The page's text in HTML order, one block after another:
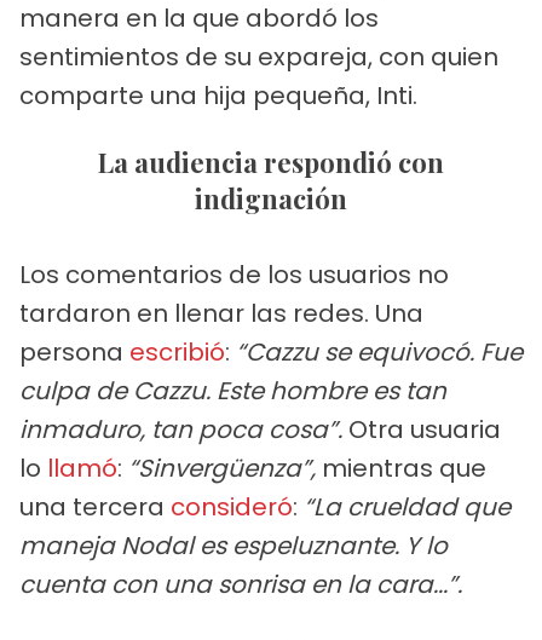
manera en la que abordó los
sentimientos de su expareja, con quien
comparte una hija pequeña, Inti.
La audiencia respondió con
indignación
Los comentarios de los usuarios no
tardaron en llenar las redes. Una
persona escribió: “Cazzu se equivocó. Fue
culpa de Cazzu. Este hombre es tan
inmaduro, tan poca cosa”. Otra usuaria
lo llamó: “Sinvergüenza”, mientras que
una tercera consideró: “La crueldad que
maneja Nodal es espeluznante. Y lo
cuenta con una sonrisa en la cara...”.